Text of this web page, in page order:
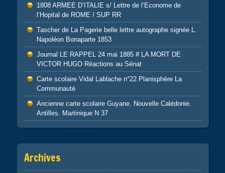
1808 ARMEE D’ITALIE s/ Lettre de l’Econome de
l’Hopital de ROME / SUP RR
Tascher de La Pagerie belle lettre autographe signée L.
Napoléon Bonaparte 1853
Journal LE RAPPEL 24 mai 1885 # LA MORT DE
VICTOR HUGO Réactions au Sénat
Carte scolaire Vidal Lablache n°22 Planisphère La
Communauté
Ancienne carte scolaire Guyane. Nouvelle Calédonie.
Antilles. Martinique N 37
Archives